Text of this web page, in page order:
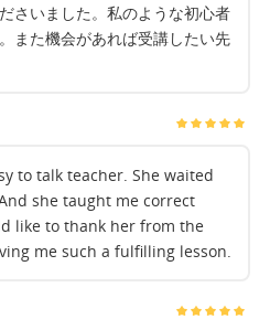
さいました。私のような初心者
また機会があれば受講したい先
to talk teacher. She waited
she taught me correct
like to thank her from the
me such a fulfilling lesson.